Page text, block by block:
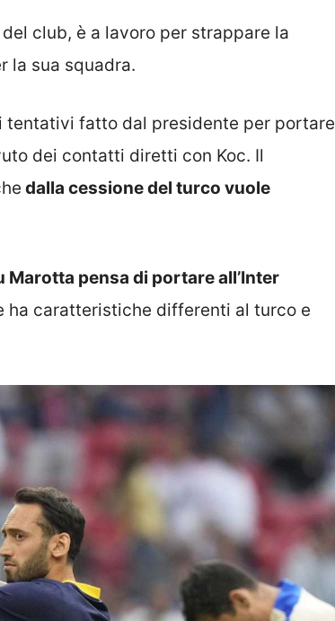
club, è a lavoro per strappare la
la sua squadra.
tentativi fatto dal presidente per portare
dei contatti diretti con Koc. Il
dalla cessione del turco vuole
pensa di portare all’Inter
ha caratteristiche differenti al turco e